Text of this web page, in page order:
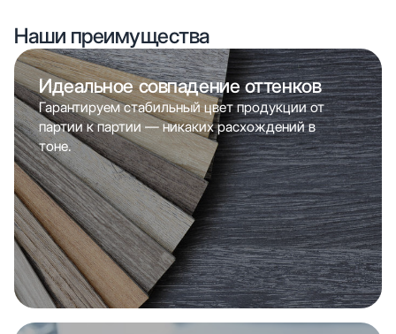
Наши преимущества
Идеальное совпадение оттенков
Гарантируем стабильный цвет продукции от
партии к партии — никаких расхождений в
тоне.